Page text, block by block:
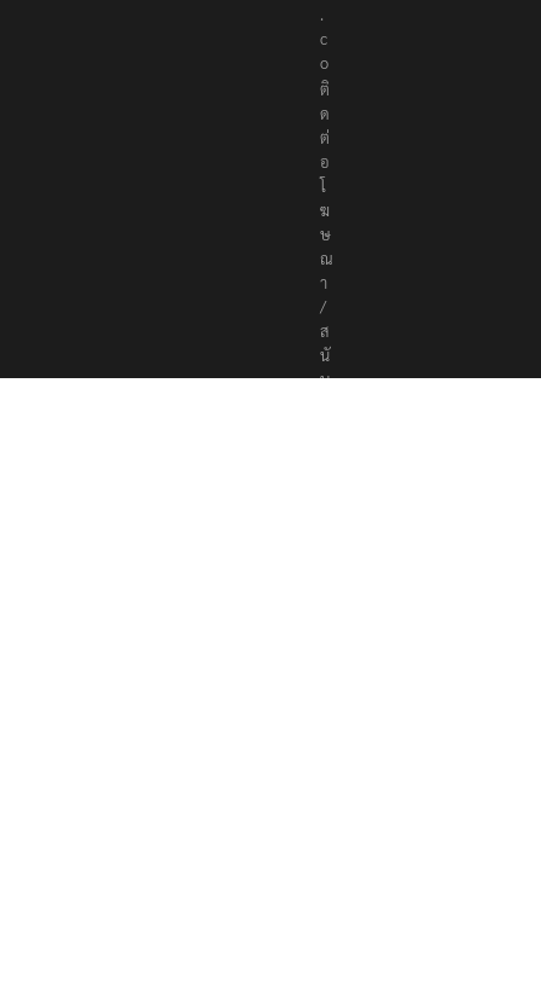
.
c
o
ติ
ด
ต่
อ
โ
ฆ
ษ
ณ
า
/
ส
นั
บ